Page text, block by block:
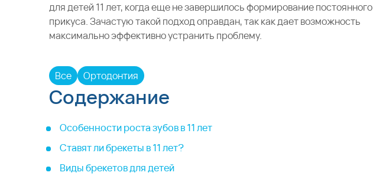
для детей 11 лет, когда еще не завершилось формирование постоянного
прикуса. Зачастую такой подход оправдан, так как дает возможность
максимально эффективно устранить проблему.
Все Ортодонтия
Содержание
Особенности роста зубов в 11 лет
Ставят ли брекеты в 11 лет?
Виды брекетов для детей